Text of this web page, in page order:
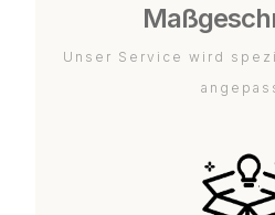
Unser Service wird